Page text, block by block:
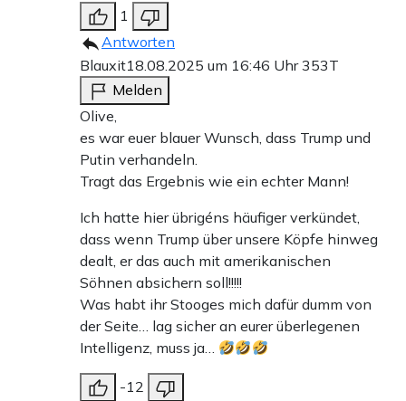
1
Antworten
Blauxit18.08.2025 um 16:46 Uhr353T
Melden
Olive,
es war euer blauer Wunsch, dass Trump und
Putin verhandeln.
Tragt das Ergebnis wie ein echter Mann!
Ich hatte hier übrigéns häufiger verkündet,
dass wenn Trump über unsere Köpfe hinweg
dealt, er das auch mit amerikanischen
Söhnen absichern soll!!!!!
Was habt ihr Stooges mich dafür dumm von
der Seite… lag sicher an eurer überlegenen
Intelligenz, muss ja…
-12